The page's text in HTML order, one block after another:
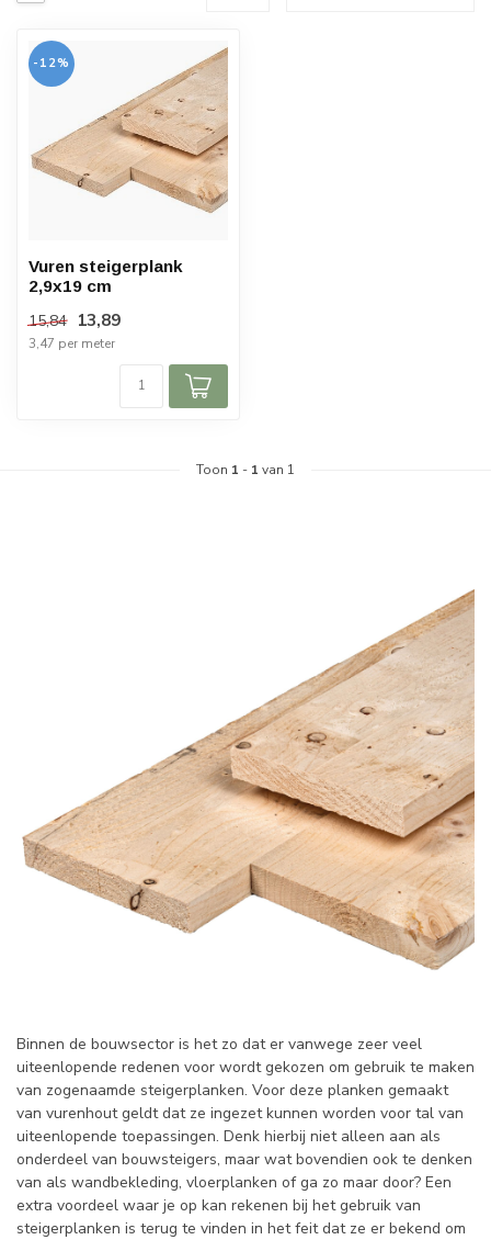
-12%
Vuren steigerplank
2,9x19 cm
15,84 13,89
3,47 per meter
Toon 1 - 1 van 1
Binnen de bouwsector is het zo dat er vanwege zeer veel
uiteenlopende redenen voor wordt gekozen om gebruik te maken
van zogenaamde steigerplanken. Voor deze planken gemaakt
van vurenhout geldt dat ze ingezet kunnen worden voor tal van
uiteenlopende toepassingen. Denk hierbij niet alleen aan als
onderdeel van bouwsteigers, maar wat bovendien ook te denken
van als wandbekleding, vloerplanken of ga zo maar door? Een
extra voordeel waar je op kan rekenen bij het gebruik van
steigerplanken is terug te vinden in het feit dat ze er bekend om